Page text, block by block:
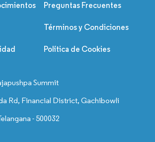
Preguntas Frecuentes
Términos y Condiciones
Política de Cookies
Summit
Rd, Financial District, Gachibowli
- 500032